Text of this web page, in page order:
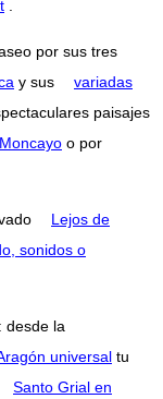
por sus tres
y sus
variadas
paisajes
Moncayo o por
Lejos de
sonidos o
desde la
universal tu
Santo Grial en